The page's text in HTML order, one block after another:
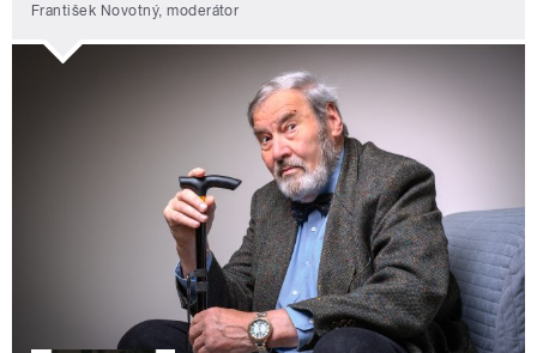
František Novotný, moderátor